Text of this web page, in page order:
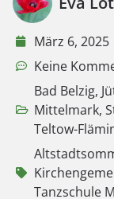
März 6, 2025
Keine
Bad Belzig,
Mittelmark,
Teltow-
Tanzschule